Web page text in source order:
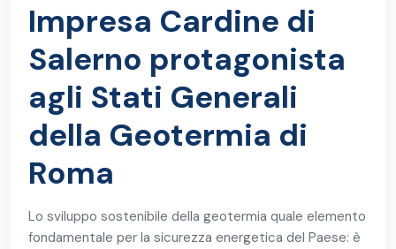
Impresa Cardine di
Salerno protagonista
agli Stati Generali
della Geotermia di
Roma
Lo sviluppo sostenibile della geotermia quale elemento
fondamentale per la sicurezza energetica del Paese: è